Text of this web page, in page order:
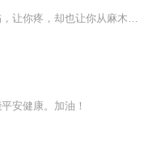
安健康。加油！